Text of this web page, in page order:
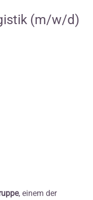
(m/w/d)
, einem der